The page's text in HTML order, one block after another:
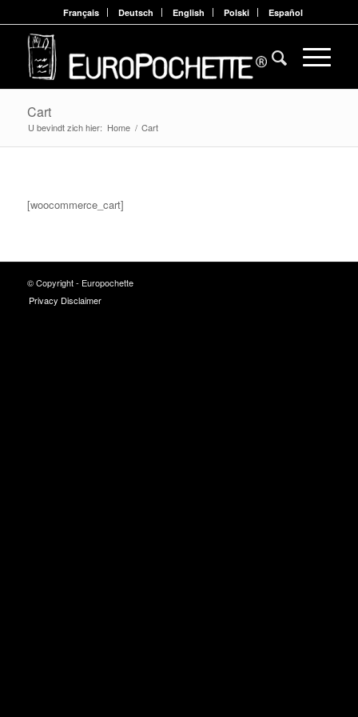
Français Deutsch English Polski Español
Cart
U bevindt zich hier: Home / Cart
[woocommerce_cart]
© Copyright - Europochette
Privacy Disclaimer